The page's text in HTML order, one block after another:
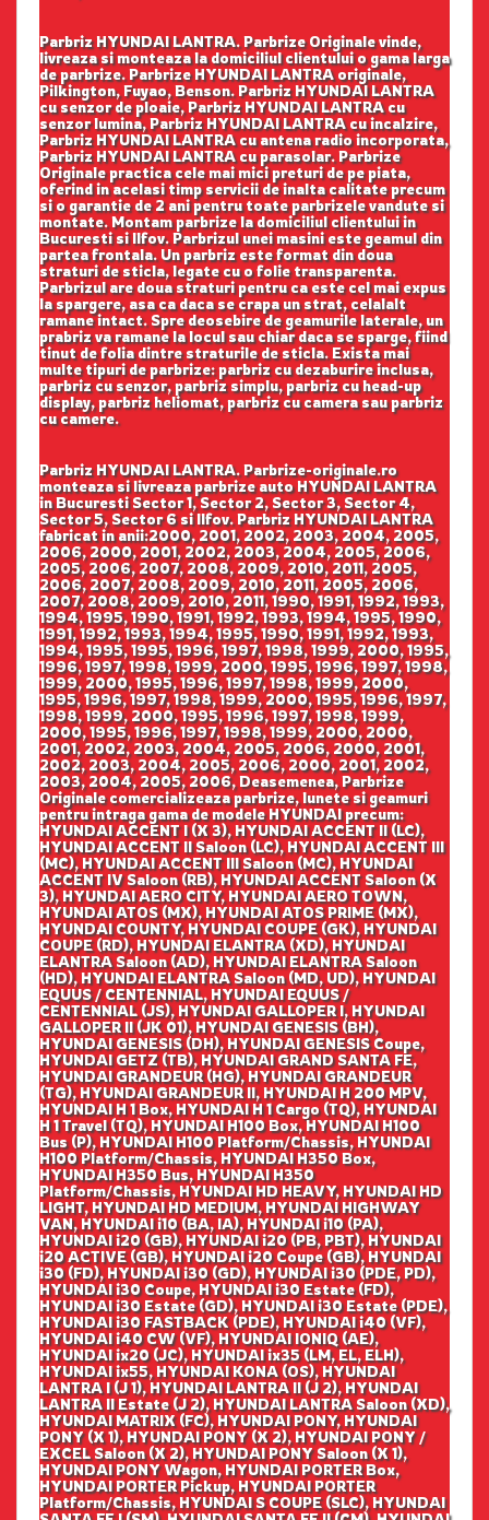
Parbriz HYUNDAI LANTRA. Parbrize Originale vinde,
livreaza si monteaza la domiciliul clientului o gama larga
de parbrize. Parbrize HYUNDAI LANTRA originale,
Pilkington, Fuyao, Benson. Parbriz HYUNDAI LANTRA
cu senzor de ploaie, Parbriz HYUNDAI LANTRA cu
senzor lumina, Parbriz HYUNDAI LANTRA cu incalzire,
Parbriz HYUNDAI LANTRA cu antena radio incorporata,
Parbriz HYUNDAI LANTRA cu parasolar. Parbrize
Originale practica cele mai mici preturi de pe piata,
oferind in acelasi timp servicii de inalta calitate precum
si o garantie de 2 ani pentru toate parbrizele vandute si
montate. Montam parbrize la domiciliul clientului in
Bucuresti si Ilfov. Parbrizul unei masini este geamul din
partea frontala. Un parbriz este format din doua
straturi de sticla, legate cu o folie transparenta.
Parbrizul are doua straturi pentru ca este cel mai expus
la spargere, asa ca daca se crapa un strat, celalalt
ramane intact. Spre deosebire de geamurile laterale, un
prabriz va ramane la locul sau chiar daca se sparge, fiind
tinut de folia dintre straturile de sticla. Exista mai
multe tipuri de parbrize: parbriz cu dezaburire inclusa,
parbriz cu senzor, parbriz simplu, parbriz cu head-up
display, parbriz heliomat, parbriz cu camera sau parbriz
cu camere.
Parbriz HYUNDAI LANTRA. Parbrize-originale.ro
monteaza si livreaza parbrize auto HYUNDAI LANTRA
in Bucuresti Sector 1, Sector 2, Sector 3, Sector 4,
Sector 5, Sector 6 si Ilfov. Parbriz HYUNDAI LANTRA
fabricat in anii:2000, 2001, 2002, 2003, 2004, 2005,
2006, 2000, 2001, 2002, 2003, 2004, 2005, 2006,
2005, 2006, 2007, 2008, 2009, 2010, 2011, 2005,
2006, 2007, 2008, 2009, 2010, 2011, 2005, 2006,
2007, 2008, 2009, 2010, 2011, 1990, 1991, 1992, 1993,
1994, 1995, 1990, 1991, 1992, 1993, 1994, 1995, 1990,
1991, 1992, 1993, 1994, 1995, 1990, 1991, 1992, 1993,
1994, 1995, 1995, 1996, 1997, 1998, 1999, 2000, 1995,
1996, 1997, 1998, 1999, 2000, 1995, 1996, 1997, 1998,
1999, 2000, 1995, 1996, 1997, 1998, 1999, 2000,
1995, 1996, 1997, 1998, 1999, 2000, 1995, 1996, 1997,
1998, 1999, 2000, 1995, 1996, 1997, 1998, 1999,
2000, 1995, 1996, 1997, 1998, 1999, 2000, 2000,
2001, 2002, 2003, 2004, 2005, 2006, 2000, 2001,
2002, 2003, 2004, 2005, 2006, 2000, 2001, 2002,
2003, 2004, 2005, 2006, Deasemenea, Parbrize
Originale comercializeaza parbrize, lunete si geamuri
pentru intraga gama de modele HYUNDAI precum:
HYUNDAI ACCENT I (X 3), HYUNDAI ACCENT II (LC),
HYUNDAI ACCENT II Saloon (LC), HYUNDAI ACCENT III
(MC), HYUNDAI ACCENT III Saloon (MC), HYUNDAI
ACCENT IV Saloon (RB), HYUNDAI ACCENT Saloon (X
3), HYUNDAI AERO CITY, HYUNDAI AERO TOWN,
HYUNDAI ATOS (MX), HYUNDAI ATOS PRIME (MX),
HYUNDAI COUNTY, HYUNDAI COUPE (GK), HYUNDAI
COUPE (RD), HYUNDAI ELANTRA (XD), HYUNDAI
ELANTRA Saloon (AD), HYUNDAI ELANTRA Saloon
(HD), HYUNDAI ELANTRA Saloon (MD, UD), HYUNDAI
EQUUS / CENTENNIAL, HYUNDAI EQUUS /
CENTENNIAL (JS), HYUNDAI GALLOPER I, HYUNDAI
GALLOPER II (JK 01), HYUNDAI GENESIS (BH),
HYUNDAI GENESIS (DH), HYUNDAI GENESIS Coupe,
HYUNDAI GETZ (TB), HYUNDAI GRAND SANTA FE,
HYUNDAI GRANDEUR (HG), HYUNDAI GRANDEUR
(TG), HYUNDAI GRANDEUR II, HYUNDAI H 200 MPV,
HYUNDAI H 1 Box, HYUNDAI H 1 Cargo (TQ), HYUNDAI
H 1 Travel (TQ), HYUNDAI H100 Box, HYUNDAI H100
Bus (P), HYUNDAI H100 Platform/Chassis, HYUNDAI
H100 Platform/Chassis, HYUNDAI H350 Box,
HYUNDAI H350 Bus, HYUNDAI H350
Platform/Chassis, HYUNDAI HD HEAVY, HYUNDAI HD
LIGHT, HYUNDAI HD MEDIUM, HYUNDAI HIGHWAY
VAN, HYUNDAI i10 (BA, IA), HYUNDAI i10 (PA),
HYUNDAI i20 (GB), HYUNDAI i20 (PB, PBT), HYUNDAI
i20 ACTIVE (GB), HYUNDAI i20 Coupe (GB), HYUNDAI
i30 (FD), HYUNDAI i30 (GD), HYUNDAI i30 (PDE, PD),
HYUNDAI i30 Coupe, HYUNDAI i30 Estate (FD),
HYUNDAI i30 Estate (GD), HYUNDAI i30 Estate (PDE),
HYUNDAI i30 FASTBACK (PDE), HYUNDAI i40 (VF),
HYUNDAI i40 CW (VF), HYUNDAI IONIQ (AE),
HYUNDAI ix20 (JC), HYUNDAI ix35 (LM, EL, ELH),
HYUNDAI ix55, HYUNDAI KONA (OS), HYUNDAI
LANTRA I (J 1), HYUNDAI LANTRA II (J 2), HYUNDAI
LANTRA II Estate (J 2), HYUNDAI LANTRA Saloon (XD),
HYUNDAI MATRIX (FC), HYUNDAI PONY, HYUNDAI
PONY (X 1), HYUNDAI PONY (X 2), HYUNDAI PONY /
EXCEL Saloon (X 2), HYUNDAI PONY Saloon (X 1),
HYUNDAI PONY Wagon, HYUNDAI PORTER Box,
HYUNDAI PORTER Pickup, HYUNDAI PORTER
Platform/Chassis, HYUNDAI S COUPE (SLC), HYUNDAI